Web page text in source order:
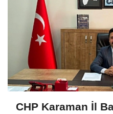
CHP Karaman İl